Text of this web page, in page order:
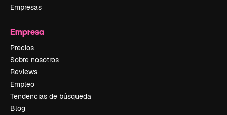
Empresas
Empresa
Precios
Sobre nosotros
Reviews
Empleo
Tendencias de búsqueda
Blog